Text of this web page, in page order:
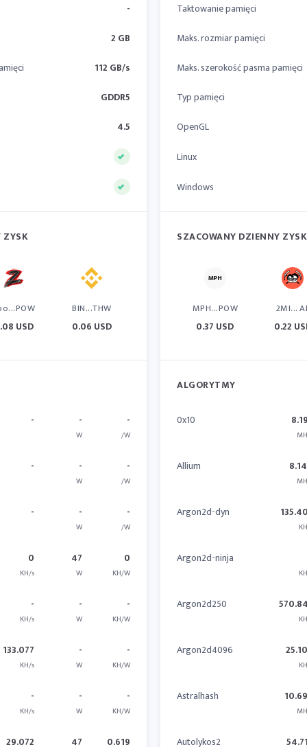
-
2 GB
112 GB/s
GDDR5
4.5
ZYSK
USD
BIN...THW
0.06 USD
- -
W
-
/W
- -
W
-
/W
- -
W
-
/W
0
KH/s
47
W
0
KH/W
-
KH/s
-
W
-
KH/W
133.077
KH/s
-
W
-
KH/W
-
KH/s
-
W
-
KH/W
29.072 47 0.619
Taktowanie pamięci
Maks. rozmiar pamięci
Maks. szerokość pasma pamięci
Typ pamięci
OpenGL
Linux
Windows
SZACOWANY DZIENNY ZYSK
MPH...POW
0.37 USD
2MI...
0.22
ALGORYTMY
0x10
Allium
Argon2d-dyn
Argon2d-ninja
Argon2d250
Argon2d4096
Astralhash
Autolykos2